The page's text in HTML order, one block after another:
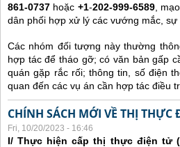
861-0737 hoặc +1-202-999-6589,
dân phối hợp xử lý các vướng mắc, sự
Các nhóm đối tượng này thường
hợp tác để tháo gỡ; có văn bản gấp
quán gặp rắc rối; thông tin, số điện
quan đến các vụ án cần hợp tác điều
CHÍNH SÁCH MỚI VỀ THỊ
Fri, 10/20/2023 - 16:46
I/ Thực hiện cấp thị thực điện tử